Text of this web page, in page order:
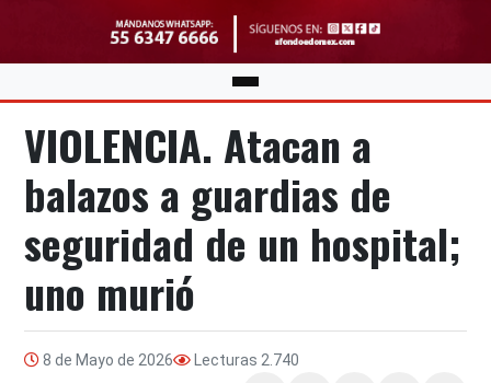
VIOLENCIA. Atacan a
balazos a guardias de
seguridad de un hospital;
uno murió
8 de Mayo de 2026 Lecturas 2.740